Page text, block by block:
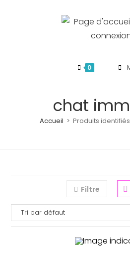
0
chat
Accueil > Produits
Filtre